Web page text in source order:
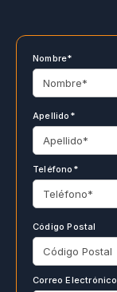
Nombre*
Apellido*
Teléfono*
Código Postal
Correo